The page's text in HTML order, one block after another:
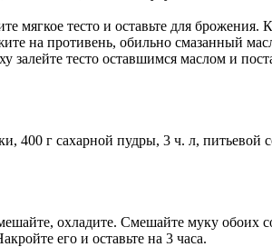
тесто и оставьте для брожения.
на противень, обильно смазанный
тесто оставшимся маслом и
400 г сахарной пудры, 3 ч. л,
охладите. Смешайте муку обоих
его и оставьте на 3 часа.